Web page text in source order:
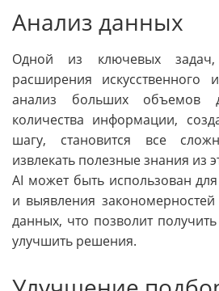
Анализ данных
Одной из ключевых
расширения искусственного
анализ больших объемов
количества информации,
шагу, становится все
извлекать полезные знания из
AI может быть использован
и выявления
данных, что позволит
улучшить решения.